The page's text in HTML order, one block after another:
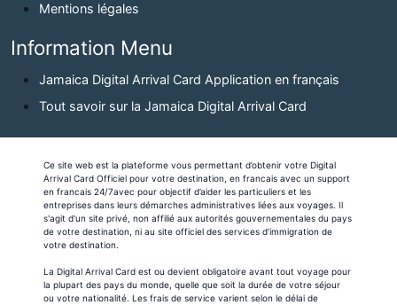
Mentions légales
Information Menu
Jamaica Digital Arrival Card Application en français
Tout savoir sur la Jamaica Digital Arrival Card
Ce site web est la plateforme vous permettant d’obtenir votre Digital
Arrival Card Officiel pour votre destination, en francais avec un support
en francais 24/7avec pour objectif d’aider les particuliers et les
entreprises dans leurs démarches administratives liées aux voyages. Il
s'agit d'un site privé, non affilié aux autorités gouvernementales du pays
de votre destination, ni au site officiel des services d’immigration de
votre destination.
La Digital Arrival Card est ou devient obligatoire avant tout voyage pour
la plupart des pays du monde, quelle que soit la durée de votre séjour
ou votre nationalité. Les frais de service varient selon le délai de